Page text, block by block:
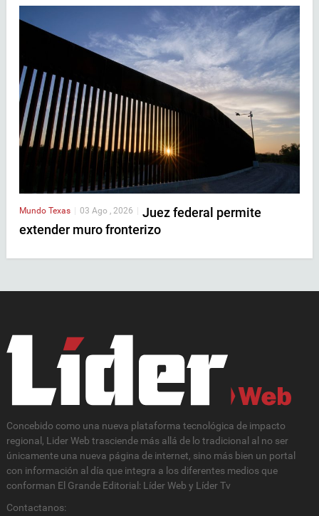
Mundo Texas | 03 Ago , 2026 | Juez federal permite
extender muro fronterizo
Concebido como una nueva plataforma tecnológica de impacto
regional, Lider Web trasciende más allá de lo tradicional al no ser
únicamente una nueva página de internet, sino más bien un portal
con información al día que integra a los diferentes medios que
conforman El Grande Editorial: Líder Web y Líder Tv
Contactanos: